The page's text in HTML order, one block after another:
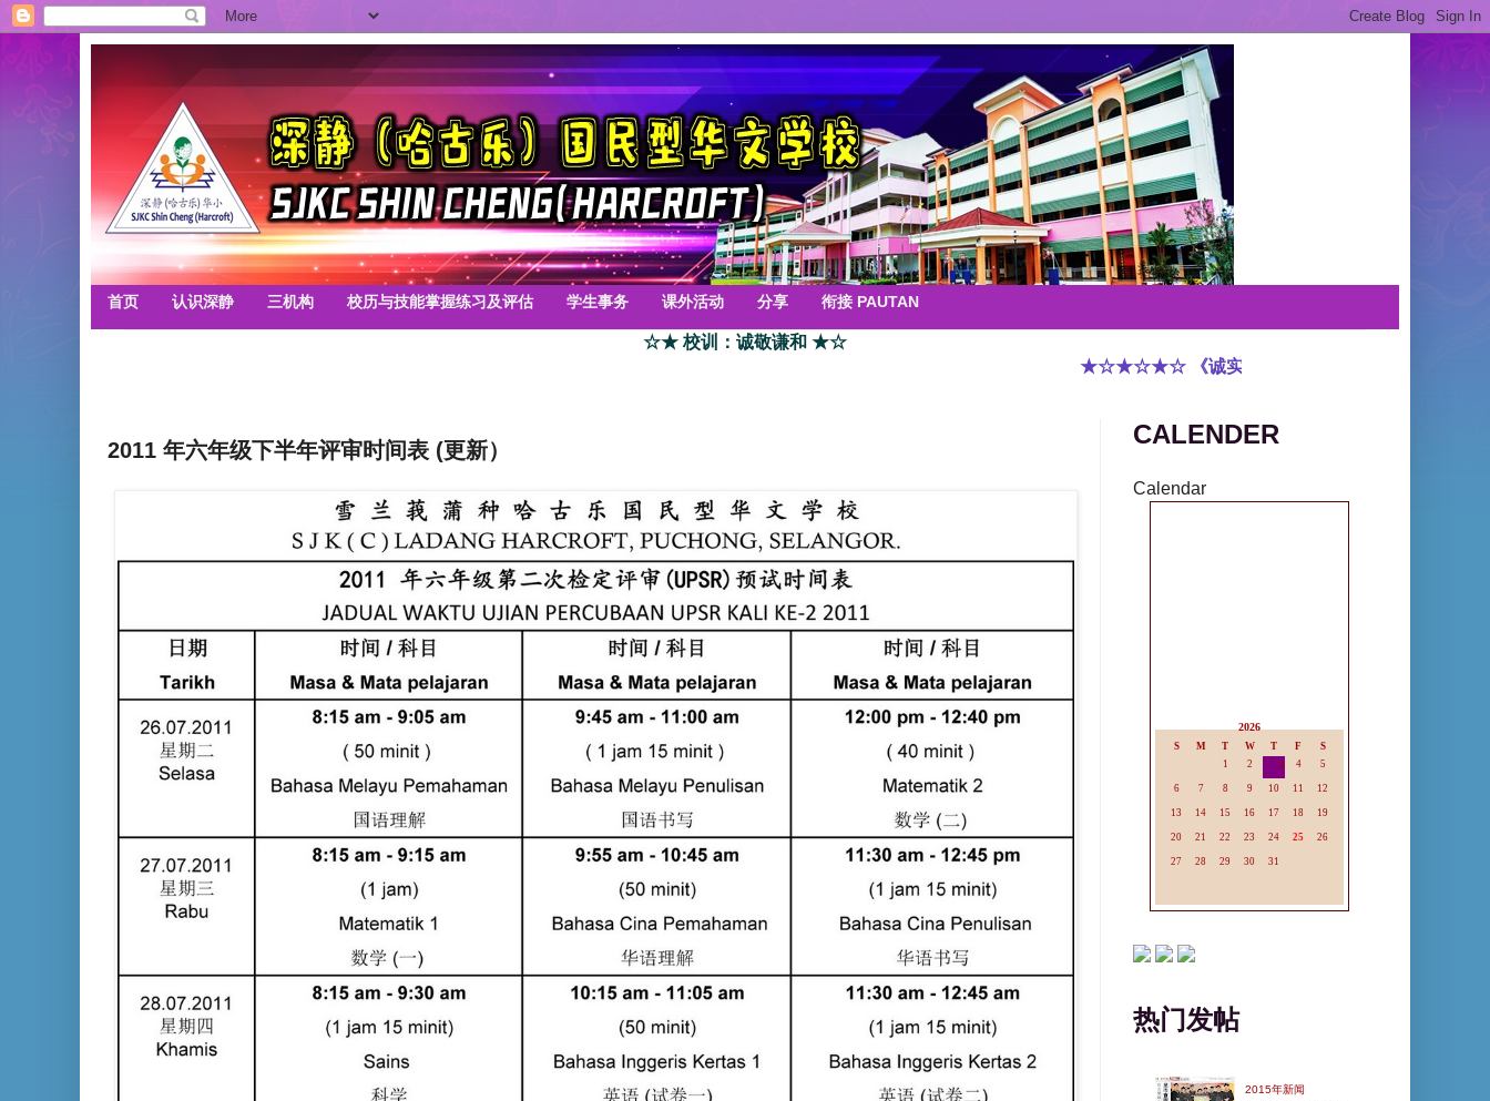
首页 认识深静 三机构 校历与技能掌握练习及评估 学生事务 课外活动 分享 衔接 PAUTAN
☆★ 校训：诚敬谦和 ★☆
★☆★☆★☆ 《诚实守信 敬重有礼 谦虚和蔼 和谐友爱
2011 年六年级下半年评审时间表 (更新）
CALENDER
Calendar
2026
S M T W T F
S
1
2 3 4 5
6 7 8 9 10 11 12
13 14 15 16 17 18 19
20 21 22 23 24 25 26
27 28 29 30 31
热门发帖
2015年新闻